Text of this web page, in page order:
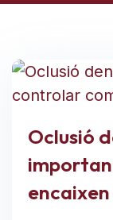
Oclusió